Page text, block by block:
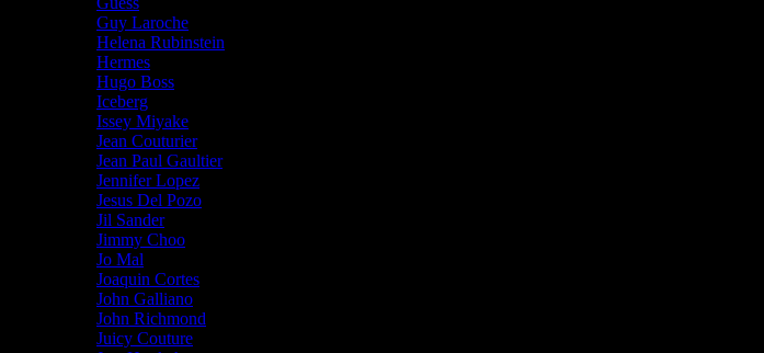
Guy Laroche
Helena Rubinstein
Hermes
Hugo Boss
Iceberg
Issey Miyake
Jean Couturier
Jean Paul Gaultier
Jennifer Lopez
Jesus Del Pozo
Jil Sander
Jimmy Choo
Jo Mal
Joaquin Cortes
John Galliano
John Richmond
Juicy Couture